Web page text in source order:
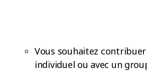
Vous souhaitez
individuel ou avec un